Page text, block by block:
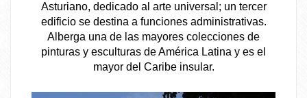
Asturiano, dedicado al arte universal; un tercer
edificio se destina a funciones administrativas.
Alberga una de las mayores colecciones de
pinturas y esculturas de América Latina y es el
mayor del Caribe insular.